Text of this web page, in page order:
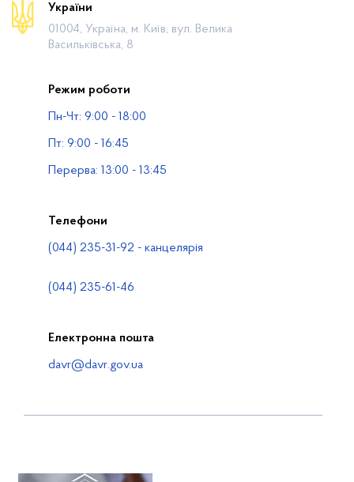
Діяльність
Громадянам
Публічна інформація
Водогосподарські організації
України
01004, Україна, м. Київ, вул. Велика
Васильківська, 8
Режим роботи
Пн-Чт: 9:00 - 18:00
Пт: 9:00 - 16:45
Перерва: 13:00 - 13:45
Телефони
(044) 235-31-92 - канцелярія
(044) 235-61-46
Електронна пошта
davr@davr.gov.ua